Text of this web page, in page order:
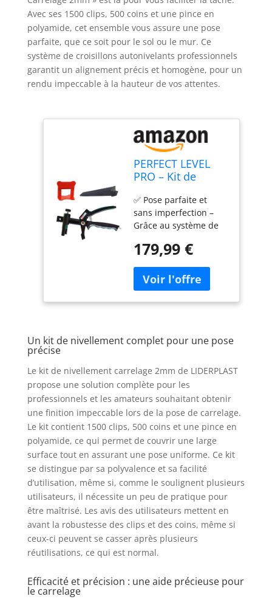
Avec ses 1500 clips, 500 coins et une pince en
polyamide, cet ensemble vous assure une pose
parfaite, que ce soit pour le sol ou le mur. Ce
système de croisillons autonivelants professionnels
garantit un alignement précis et homogène, pour un
rendu impeccable à la hauteur de vos attentes.
PERFECT LEVEL
PRO – Kit de
Carrelage 2mm
(1500 Clips + 500
Coins (cales) + 1
| Croisillon
Autonivelant
Professionnel |
Pose Parfaite
pour Sol et Mur
✅ Pose parfaite et
sans imperfection –
Grâce au système de
carrelage PERFECT
alignement précis et
des joints
parfaitement
irrégularités, pour un
sur sol et mur. ⏳
Installation rapide et
facile – Encollez,
insérez le croisillon
autonivelant, placez la
cale et serrez avec la
pince fournie. Une fois
la colle sèche, retirez
simplement les clips
en le cassant d’un
coup sec. Convient
aussi bien aux
professionnels qu’aux
bricoleurs. 🔧
Compatible avec tous
types de carreaux et
carreaux de 3 à 16 mm
179,99 €
Un kit de nivellement complet pour une pose
précise
Le kit de nivellement carrelage 2mm de LIDERPLAST
propose une solution complète pour les
professionnels et les amateurs souhaitant obtenir
une finition impeccable lors de la pose de carrelage.
Le kit contient 1500 clips, 500 coins et une pince en
polyamide, ce qui permet de couvrir une large
surface tout en assurant une pose uniforme. Ce kit
se distingue par sa polyvalence et sa facilité
d’utilisation, même si, comme le soulignent plusieurs
utilisateurs, il nécessite un peu de pratique pour
être maîtrisé. Les avis des utilisateurs mettent en
avant la robustesse des clips et des coins, même si
ceux-ci peuvent se casser après plusieurs
réutilisations, ce qui est normal.
Efficacité et précision : une aide précieuse pour
le carrelage